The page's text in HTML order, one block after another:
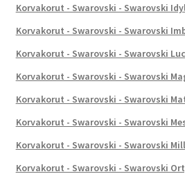
Korvakorut - Swarovski - Swarovski
Korvakorut - Swarovski - Swarovski
Korvakorut - Swarovski - Swarovski
Korvakorut - Swarovski - Swarovski
Korvakorut - Swarovski - Swarovski
Korvakorut - Swarovski - Swarovski
Korvakorut - Swarovski - Swarovski
Korvakorut - Swarovski - Swarovski